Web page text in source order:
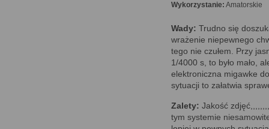
Wykorzystanie: Amatorskie
Wady: Trudno się
wrażenie niepewnego
tego nie czułem. Przy
1/4000 s, to było mało,
elektroniczna migawke
sytuacji to załatwia
Zalety: Jakość
tym systemie